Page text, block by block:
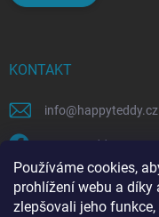
Používáme cookies,
prohlížení webu a díky
zlepšovali jeho
KONTAKT
info@happyteddy.cz
HappyTeddy
happyteddy.cz